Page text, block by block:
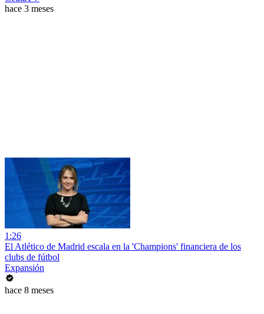
hace 3 meses
1:26
El Atlético de Madrid escala en la 'Champions' financiera de los
clubs de fútbol
Expansión
hace 8 meses